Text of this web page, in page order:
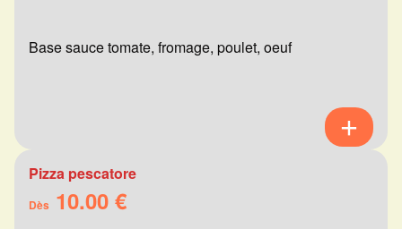
Base sauce tomate, fromage, poulet, oeuf
Pizza pescatore
Dès 10.00 €